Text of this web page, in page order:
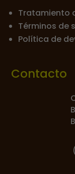
Tratamiento
Términos de
Política de
Contacto